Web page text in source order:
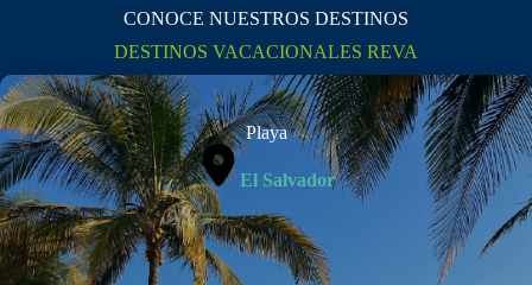
CONOCE NUESTROS DESTINOS
DESTINOS VACACIONALES REVA
Playa
El Salvador